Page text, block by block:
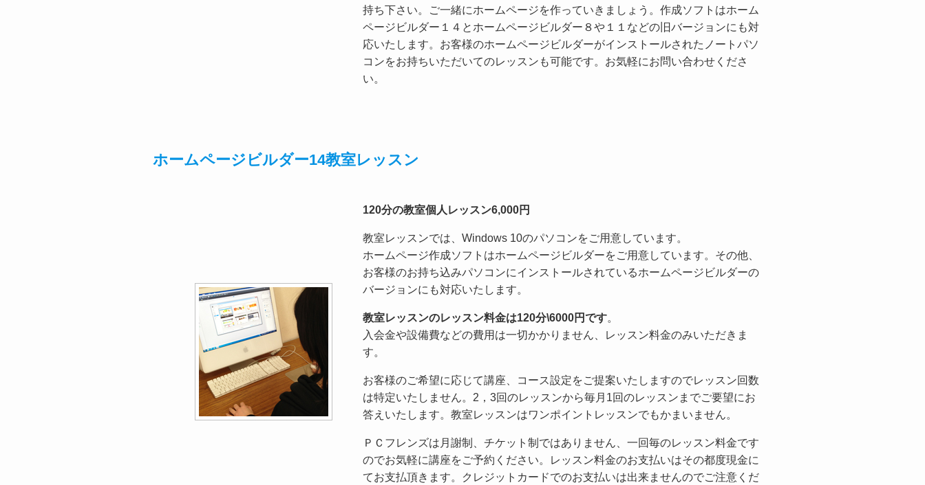
持ち下さい。ご一緒にホームページを作っていきましょう。作成ソフトはホーム
ページビルダー１４とホームページビルダー８や１１などの旧バージョンにも対
応いたします。お客様のホームページビルダーがインストールされたノートパソ
コンをお持ちいただいてのレッスンも可能です。お気軽にお問い合わせくださ
い。
ホームページビルダー14教室レッスン
120分の教室個人レッスン6,000円
教室レッスンでは、Windows 10のパソコンをご用意しています。
ホームページ作成ソフトはホームページビルダーをご用意しています。その他、
お客様のお持ち込みパソコンにインストールされているホームページビルダーの
バージョンにも対応いたします。
教室レッスンのレッスン料金は120分\6000円です。
入会金や設備費などの費用は一切かかりません、レッスン料金のみいただきま
す。
お客様のご希望に応じて講座、コース設定をご提案いたしますのでレッスン回数
は特定いたしません。2，3回のレッスンから毎月1回のレッスンまでご要望にお
答えいたします。教室レッスンはワンポイントレッスンでもかまいません。
ＰＣフレンズは月謝制、チケット制ではありません、一回毎のレッスン料金です
のでお気軽に講座をご予約ください。レッスン料金のお支払いはその都度現金に
てお支払頂きます。クレジットカードでのお支払いは出来ませんのでご注意くだ